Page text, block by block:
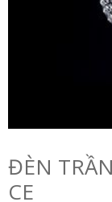
ĐÈN
CE